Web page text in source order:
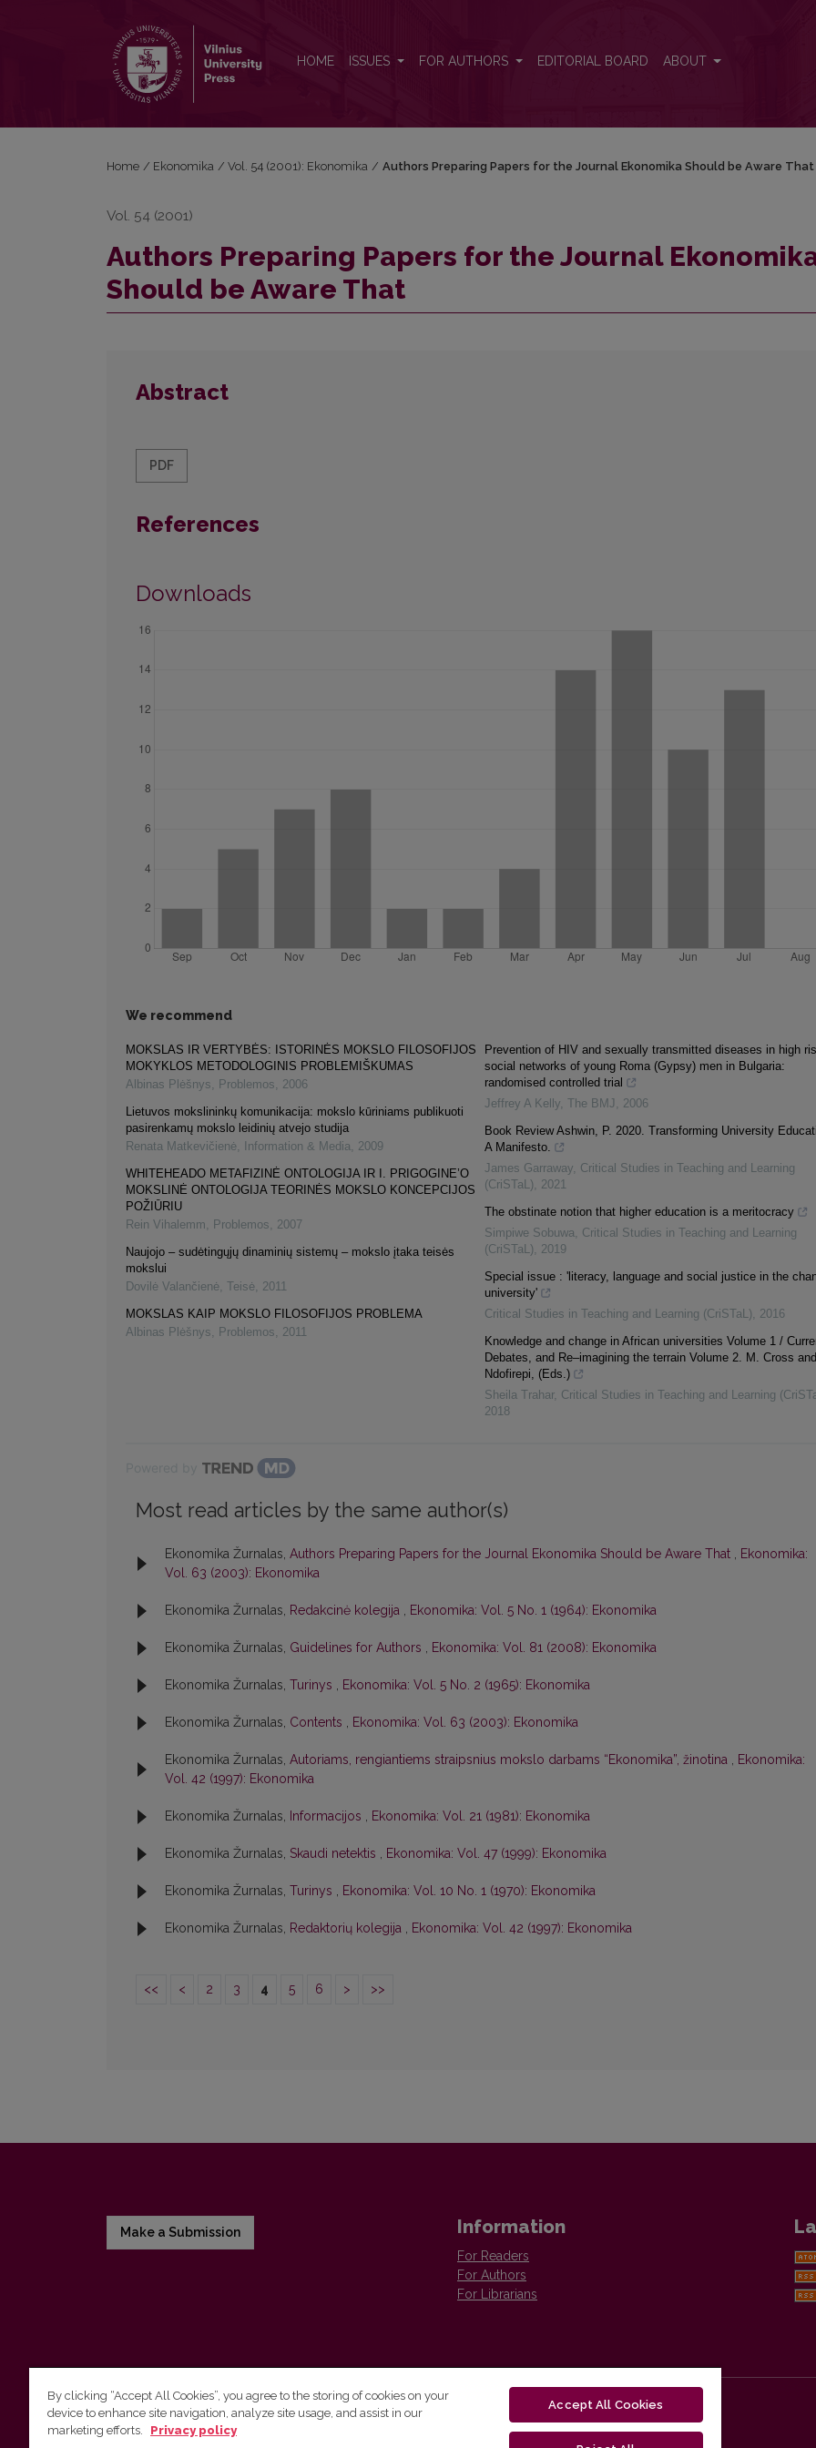
HOME ISSUES FOR AUTHORS EDITORIAL BOARD ABOUT
Home / Ekonomika / Vol. 54 (2001): Ekonomika / Authors Preparing Papers for the Journal Ekonomika Should be Aware That
Vol. 54 (2001)
Authors Preparing Papers for the Journal
Should be Aware That
Abstract
PDF
References
Downloads
We recommend
MOKSLAS IR VERTYBĖS: ISTORINĖS MOKSLO FILOSOFIJOS
MOKYKLOS METODOLOGINIS PROBLEMIŠKUMAS
Albinas Plėšnys, Problemos, 2006
Lietuvos mokslininkų komunikacija: mokslo kūriniams publikuoti
pasirenkamų mokslo leidinių atvejo studija
Renata Matkevičienė, Information & Media, 2009
WHITEHEADO METAFIZINĖ ONTOLOGIJA IR I. PRIGOGINE’O
MOKSLINĖ ONTOLOGIJA TEORINĖS MOKSLO KONCEPCIJOS
POŽIŪRIU
Rein Vihalemm, Problemos, 2007
Naujojo – sudėtingųjų dinaminių sistemų – mokslo įtaka teisės
mokslui
Dovilė Valančienė, Teisė, 2011
MOKSLAS KAIP MOKSLO FILOSOFIJOS PROBLEMA
Albinas Plėšnys, Problemos, 2011
Prevention of HIV and sexually transmitted diseases in high
social networks of young Roma (Gypsy) men in Bulgaria:
randomised controlled trial
Jeffrey A Kelly, The BMJ , 2006
Book Review Ashwin, P. 2020. Transforming University
A Manifesto.
James Garraway, Critical Studies in Teaching and Learning
(CriSTaL), 2021
The obstinate notion that higher education is a meritocracy
Simpiwe Sobuwa, Critical Studies in Teaching and Learning
(CriSTaL), 2019
Special issue : 'literacy, language and social justice in the
university'
Critical Studies in Teaching and Learning (CriSTaL), 2016
Knowledge and change in African universities Volume 1 /
Debates, and Re–imagining the terrain Volume 2. M. Cross
Ndofirepi, (Eds.)
Sheila Trahar, Critical Studies in Teaching and Learning
2018
Most read articles by the same author(s)
Ekonomika Žurnalas, Authors Preparing Papers for the Journal Ekonomika Should be Aware That , Ekonomika:
Vol. 63 (2003): Ekonomika
Ekonomika Žurnalas, Redakcinė kolegija , Ekonomika: Vol. 5 No. 1 (1964): Ekonomika
Ekonomika Žurnalas, Guidelines for Authors , Ekonomika: Vol. 81 (2008): Ekonomika
Ekonomika Žurnalas, Turinys , Ekonomika: Vol. 5 No. 2 (1965): Ekonomika
Ekonomika Žurnalas, Contents , Ekonomika: Vol. 63 (2003): Ekonomika
Ekonomika Žurnalas, Autoriams, rengiantiems straipsnius mokslo darbams “Ekonomika”, žinotina , Ekonomika:
Vol. 42 (1997): Ekonomika
Ekonomika Žurnalas, Informacijos , Ekonomika: Vol. 21 (1981): Ekonomika
Ekonomika Žurnalas, Skaudi netektis , Ekonomika: Vol. 47 (1999): Ekonomika
Ekonomika Žurnalas, Turinys , Ekonomika: Vol. 10 No. 1 (1970): Ekonomika
Ekonomika Žurnalas, Redaktorių kolegija , Ekonomika: Vol. 42 (1997): Ekonomika
<< < 2 3 4 5 6 > >>
Make a Submission Information
For Readers
For Authors
For Librarians
Vilnius University Press
By clicking “Accept All Cookies”, you agree to the storing of cookies on your
device to enhance site navigation, analyze site usage, and assist in our
marketing efforts.
Privacy policy
Accept All Cookies